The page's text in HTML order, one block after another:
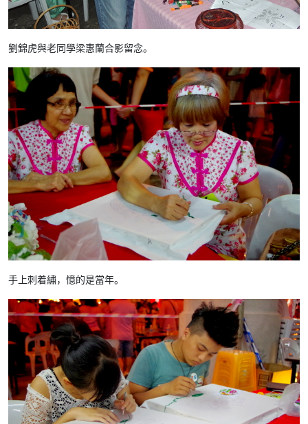
劉錦虎與老同學梁惠蘭合影留念。
手上刺着繡，憶的是當年。